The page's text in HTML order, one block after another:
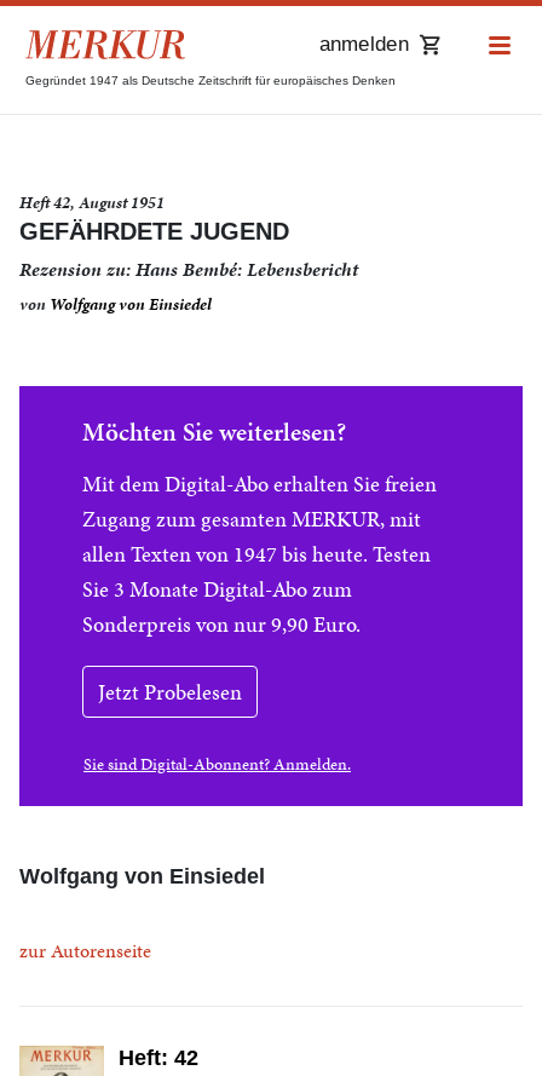
Gegründet 1947 als Deutsche Zeitschrift für europäisches Denken
anmelden
Heft 42, August 1951
GEFÄHRDETE JUGEND
Rezension zu: Hans Bembé: Lebensbericht
von Wolfgang von Einsiedel
Möchten Sie weiterlesen?
Mit dem Digital-Abo erhalten Sie freien
Zugang zum gesamten MERKUR, mit
allen Texten von 1947 bis heute. Testen
Sie 3 Monate Digital-Abo zum
Sonderpreis von nur 9,90 Euro.
Jetzt Probelesen
Sie sind Digital-Abonnent? Anmelden.
Wolfgang von Einsiedel
zur Autorenseite
Heft: 42